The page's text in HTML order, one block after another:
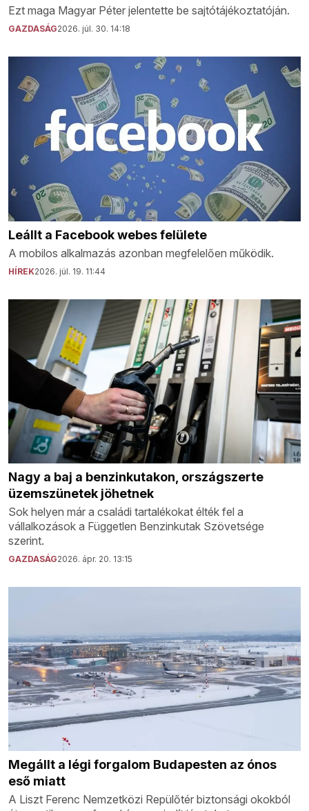
Ezt maga Magyar Péter jelentette be sajtótájékoztatóján.
GAZDASÁG2026. júl. 30. 14:18
Leállt a Facebook webes felülete
A mobilos alkalmazás azonban megfelelően működik.
HÍREK2026. júl. 19. 11:44
Nagy a baj a benzinkutakon, országszerte
üzemszünetek jöhetnek
Sok helyen már a családi tartalékokat élték fel a
vállalkozások a Független Benzinkutak Szövetsége
szerint.
GAZDASÁG2026. ápr. 20. 13:15
Megállt a légi forgalom Budapesten az ónos
eső miatt
A Liszt Ferenc Nemzetközi Repülőtér biztonsági okokból